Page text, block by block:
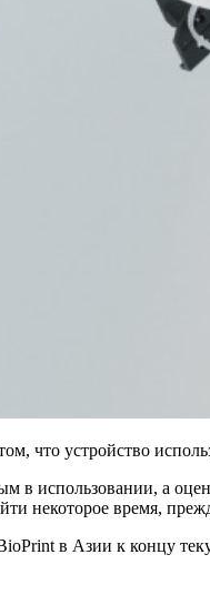
что устройство
в использовании, а
некоторое время,
в Азии к концу